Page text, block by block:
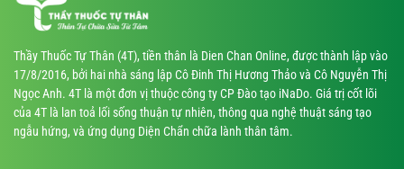
Thầy Thuốc Tự Thân (4T), tiền thân là Dien Chan Online, được thành lập vào
17/8/2016, bởi hai nhà sáng lập Cô Đinh Thị Hương Thảo và Cô Nguyễn Thị
Ngọc Anh. 4T là một đơn vị thuộc công ty CP Đào tạo iNaDo. Giá trị cốt lõi
của 4T là lan toả lối sống thuận tự nhiên, thông qua nghệ thuật sáng tạo
ngẫu hứng, và ứng dụng Diện Chẩn chữa lành thân tâm.